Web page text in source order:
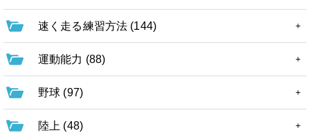
速く走る練習方法 (144)
運動能力 (88)
野球 (97)
陸上 (48)